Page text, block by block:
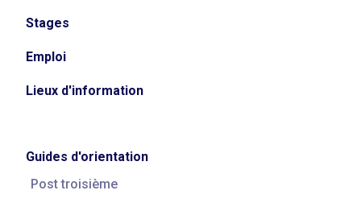
Stages
Emploi
Lieux d'information
Guides d'orientation
Post troisième